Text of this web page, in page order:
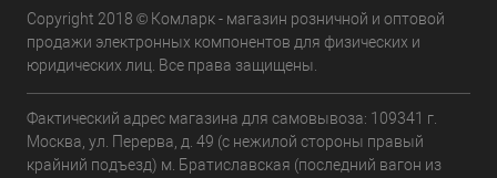
Copyright 2018 © Комларк - магазин розничной и оптовой
продажи электронных компонентов для физических и
юридических лиц. Все права защищены.
Фактический адрес магазина для самовывоза: 109341 г.
Москва, ул. Перерва, д. 49 (с нежилой стороны правый
крайний подъезд) м. Братиславская (последний вагон из